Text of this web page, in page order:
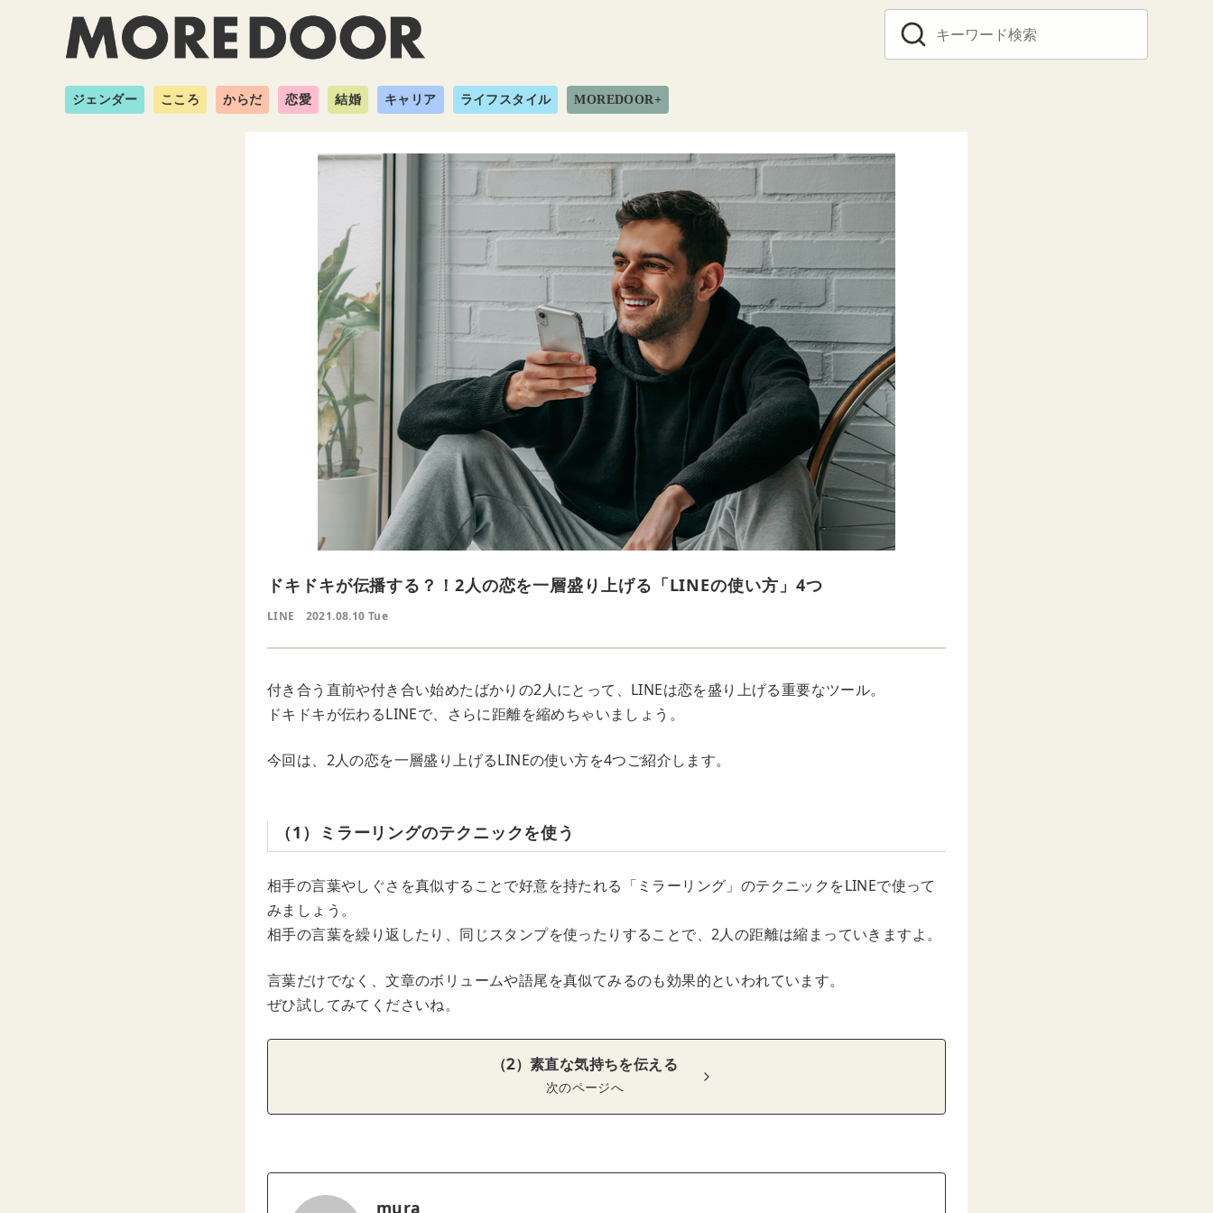
ジェンダー こころ からだ 恋愛 結婚 キャリア ライフスタイル MOREDOOR+
ドキドキが伝播する？！2人の恋を一層盛り上げる「LINEの使い方」4つ
LINE 2021.08.10 Tue
付き合う直前や付き合い始めたばかりの2人にとって、LINEは恋を盛り上げる重要なツール。
ドキドキが伝わるLINEで、さらに距離を縮めちゃいましょう。
今回は、2人の恋を一層盛り上げるLINEの使い方を4つご紹介します。
（1）ミラーリングのテクニックを使う
相手の言葉やしぐさを真似することで好意を持たれる「ミラーリング」のテクニックをLINEで使って
みましょう。
相手の言葉を繰り返したり、同じスタンプを使ったりすることで、2人の距離は縮まっていきますよ。
言葉だけでなく、文章のボリュームや語尾を真似てみるのも効果的といわれています。
ぜひ試してみてくださいね。
（2）素直な気持ちを伝える
次のページへ
mura